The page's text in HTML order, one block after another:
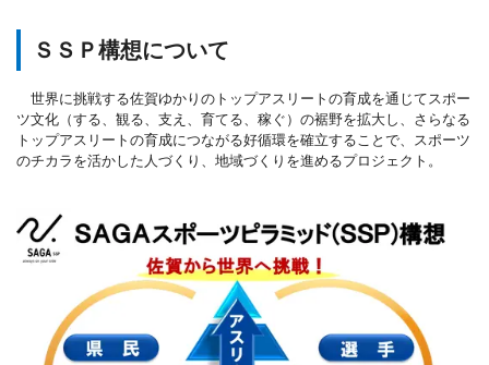
ＳＳＰ構想について
世界に挑戦する佐賀ゆかりのトップアスリートの育成を通じてスポー
ツ文化（する、観る、支え、育てる、稼ぐ）の裾野を拡大し、さらなる
トップアスリートの育成につながる好循環を確立することで、スポーツ
のチカラを活かした人づくり、地域づくりを進めるプロジェクト。